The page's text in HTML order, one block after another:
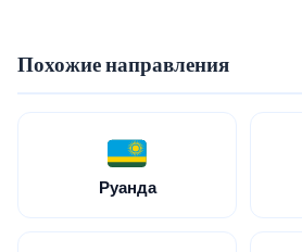
Похожие направления
Руанда